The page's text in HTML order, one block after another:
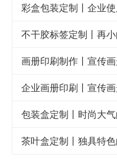
彩盒包装定制丨企业
不干胶标签定制丨再
画册印刷制作丨宣传
企业画册印刷丨宣传